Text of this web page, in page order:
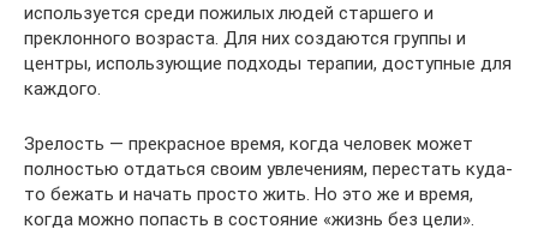
используется среди пожилых людей старшего и
преклонного возраста. Для них создаются группы и
центры, использующие подходы терапии, доступные для
каждого.
Зрелость — прекрасное время, когда человек может
полностью отдаться своим увлечениям, перестать куда-
то бежать и начать просто жить. Но это же и время,
когда можно попасть в состояние «жизнь без цели».